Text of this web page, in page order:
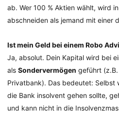
ab. Wer 100 % Aktien wählt, wird
abschneiden als jemand mit einer
Ist mein Geld bei einem Robo
Ja, absolut. Dein Kapital wird bei
als Sondervermögen geführt
Privatbank). Das bedeutet: Selbst
die Bank insolvent gehen sollte,
und kann nicht in die